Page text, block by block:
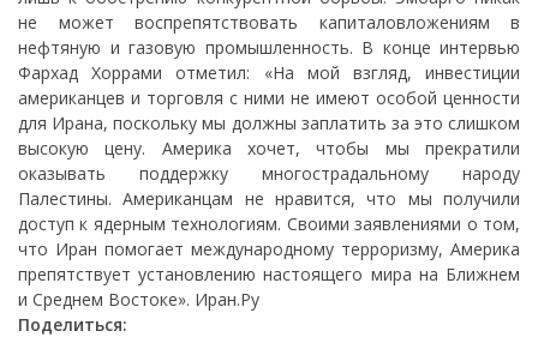
не может воспрепятствовать капиталовложениям в
нефтяную и газовую промышленность. В конце интервью
Фархад Хоррами отметил: «На мой взгляд, инвестиции
американцев и торговля с ними не имеют особой ценности
для Ирана, поскольку мы должны заплатить за это слишком
высокую цену. Америка хочет, чтобы мы прекратили
оказывать поддержку многострадальному народу
Палестины. Американцам не нравится, что мы получили
доступ к ядерным технологиям. Своими заявлениями о том,
что Иран помогает международному терроризму, Америка
препятствует установлению настоящего мира на Ближнем
и Среднем Востоке». Иран.Ру
Поделиться: